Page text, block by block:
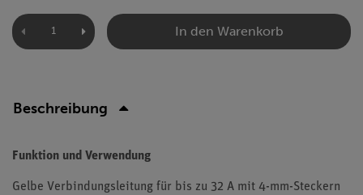
In den Warenkorb
Beschreibung
Funktion und Verwendung
Gelbe Verbindungsleitung für bis zu 32 A mit 4-mm-Steckern